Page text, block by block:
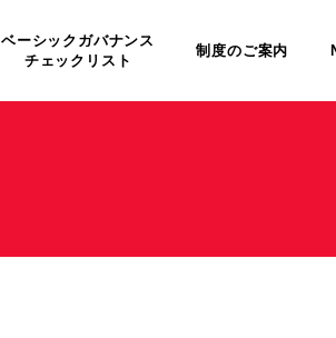
ベーシックガバナンス
チェックリスト
制度のご案内